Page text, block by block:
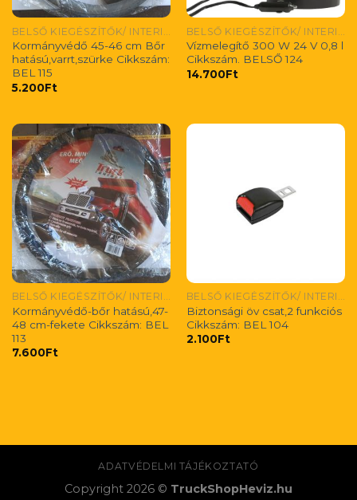
Kormányvédő 45-46 cm Bőr
hatású,varrt,szürke Cikkszám:
BEL 115
5.200Ft
Vízmelegítő 300 W 24 V 0,8 l
Cikkszám. BELSŐ 124
14.700Ft
BELSŐ KIEGÉSZÍTŐK/ INTERIEUR-ZUBEHÖR/ INTERIOR ACCESIORIES
Kormányvédő-bőr hatású,47-
48 cm-fekete Cikkszám: BEL
113
7.600Ft
BELSŐ KIEGÉSZÍTŐK/ INTERIEUR-ZUBEHÖR/ INTERIOR ACCESIORIES
Biztonsági öv csat,2 funkciós
Cikkszám: BEL 104
2.100Ft
ADATVÉDELMI TÁJÉKOZTATÓ
Copyright 2026 © TruckShopHeviz.hu